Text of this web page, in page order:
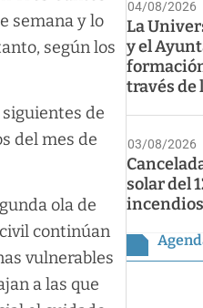
semana y lo
según los
de
del mes de
ola de
continúan
vulnerables
a las que
04/08/2026
La
y el
través de
03/08/2026
solar del